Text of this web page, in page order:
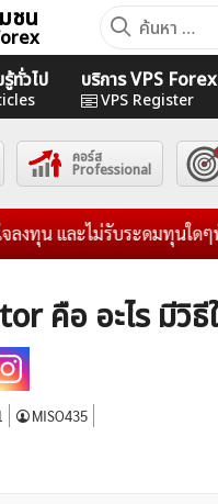
ชน
ค้นหา
สำหรับ:
ทั่วไป บริการ VPS Forex
VPS Register
คอร์ส
Professional
ะไม่รับระดมทุนใดๆทั้งสิ้น
คือ อะไร มีวิธี
MISO435